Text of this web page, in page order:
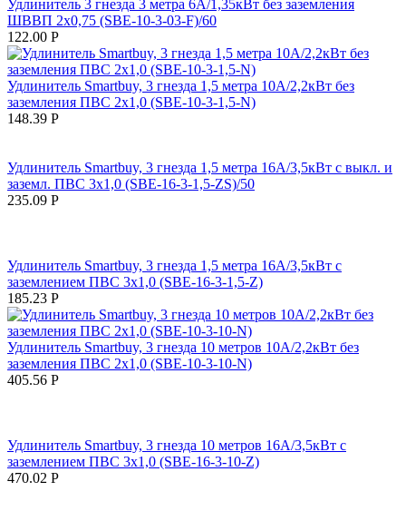
Удлинитель 3 гнезда 3 метра 6А/1,35кВт без заземления
ШВВП 2х0,75 (SBE-10-3-03-F)/60
122.00 Р
Удлинитель Smartbuy, 3 гнезда 1,5 метра 10А/2,2кВт без
заземления ПВС 2х1,0 (SBE-10-3-1,5-N)
148.39 Р
Удлинитель Smartbuy, 3 гнезда 1,5 метра 16А/3,5кВт с выкл. и
заземл. ПВС 3х1,0 (SBE-16-3-1,5-ZS)/50
235.09 Р
Удлинитель Smartbuy, 3 гнезда 1,5 метра 16А/3,5кВт с
заземлением ПВС 3х1,0 (SBE-16-3-1,5-Z)
185.23 Р
Удлинитель Smartbuy, 3 гнезда 10 метров 10А/2,2кВт без
заземления ПВС 2х1,0 (SBE-10-3-10-N)
405.56 Р
Удлинитель Smartbuy, 3 гнезда 10 метров 16А/3,5кВт с
заземлением ПВС 3х1,0 (SBE-16-3-10-Z)
470.02 Р